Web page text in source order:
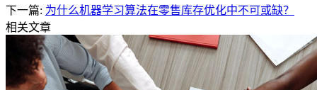
下一篇: 为什么机器学习算法在零售库存优化中不可或缺？
相关文章